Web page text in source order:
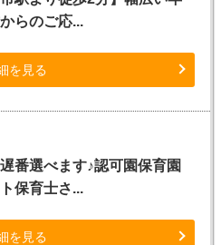
らのご応...
を見る
番選べます♪認可園保育園
保育士さ...
を見る